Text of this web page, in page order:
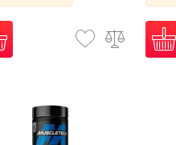
та всіх, хто прагне до